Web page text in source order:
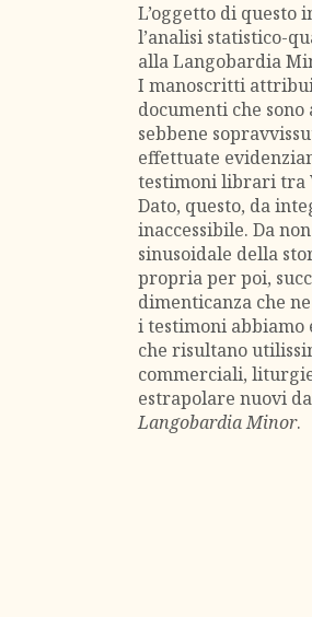
L’oggetto di questo
l’analisi statistico-
alla Langobardia
I manoscritti
documenti che
sebbene
effettuate
testimoni librari tra
Dato, questo, da
inaccessibile. Da
sinusoidale della
propria per poi,
dimenticanza che
i testimoni abbiamo
che risultano
commerciali,
estrapolare nuovi
Langobardia Minor.